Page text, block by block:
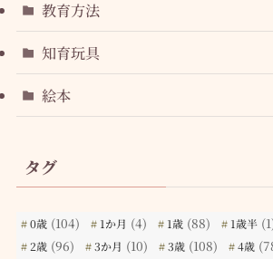
教育方法
知育玩具
絵本
タグ
0歳 (104) 1か月 (4) 1歳 (88) 1歳半
2歳 (96) 3か月 (10) 3歳 (108) 4歳